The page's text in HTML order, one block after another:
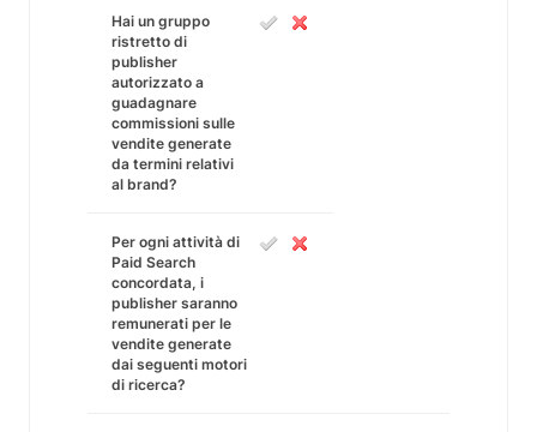
Hai un gruppo
ristretto di
publisher
autorizzato a
guadagnare
commissioni sulle
vendite generate
da termini relativi
al brand?
Per ogni attività di
Paid Search
concordata, i
publisher saranno
remunerati per le
vendite generate
dai seguenti motori
di ricerca?